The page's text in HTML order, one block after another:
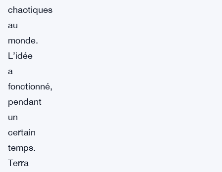
chaotiques
au
monde.
L’idée
a
fonctionné,
pendant
un
certain
temps.
Terra